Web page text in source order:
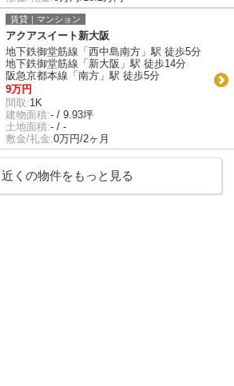
賃貸｜マンション
アクアスイート新大阪
地下鉄御堂筋線「西中島南方」駅 徒歩5分
地下鉄御堂筋線「新大阪」駅 徒歩14分
阪急京都本線「南方」駅 徒歩5分
9万円
間取:1K
建物面積:- / 9.93坪
土地面積:- / -
敷金/礼金:0万円/2ヶ月
近くの物件をもっと見る